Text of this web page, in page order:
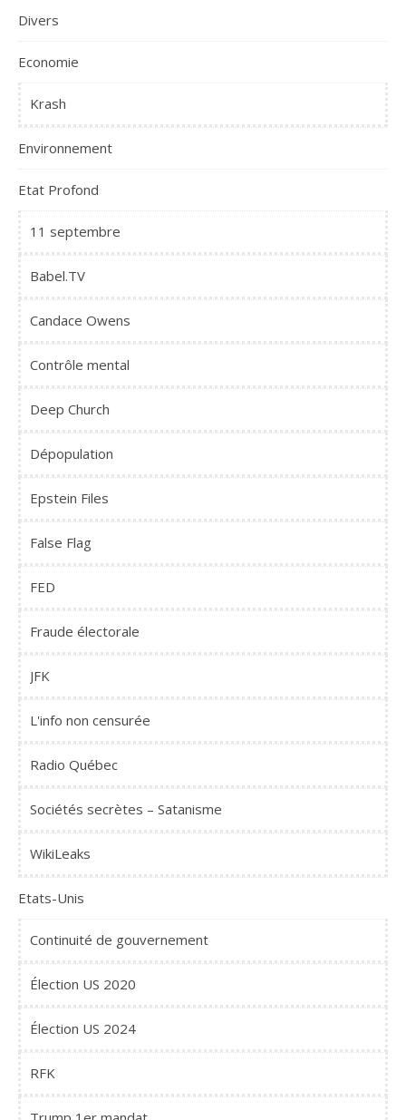
Divers
Economie
Krash
Environnement
Etat Profond
11 septembre
Babel.TV
Candace Owens
Contrôle mental
Deep Church
Dépopulation
Epstein Files
False Flag
FED
Fraude électorale
JFK
L'info non censurée
Radio Québec
Sociétés secrètes – Satanisme
WikiLeaks
Etats-Unis
Continuité de gouvernement
Élection US 2020
Élection US 2024
RFK